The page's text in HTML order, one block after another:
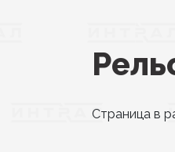
Страница в